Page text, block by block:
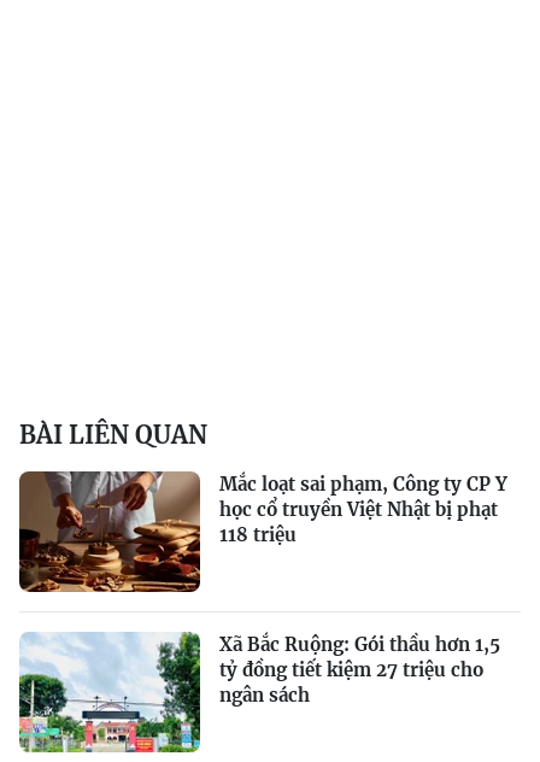
BÀI LIÊN QUAN
Mắc loạt sai phạm, Công ty CP Y
học cổ truyền Việt Nhật bị phạt
118 triệu
Xã Bắc Ruộng: Gói thầu hơn 1,5
tỷ đồng tiết kiệm 27 triệu cho
ngân sách